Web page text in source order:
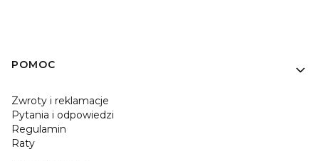
Linki w stopce
POMOC
Zwroty i reklamacje
Pytania i odpowiedzi
Regulamin
Raty